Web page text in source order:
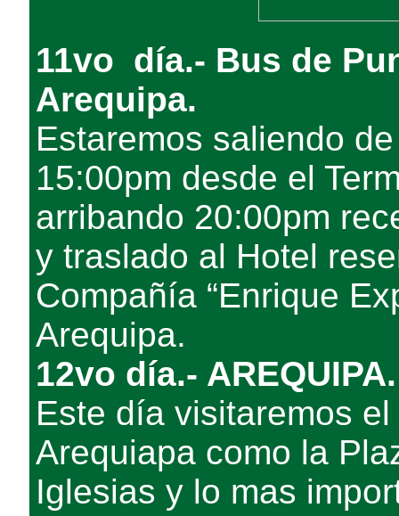
11vo día.- Bus de
Arequipa.
Estaremos saliendo
15:00pm desde el
arribando 20:00pm
y traslado al Hotel
Compañía “Enrique
Arequipa.
12vo día.- AREQUIPA.
Este día visitaremos
Arequiapa como la
Iglesias y lo mas